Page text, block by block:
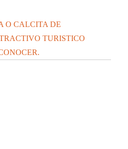
O CALCITA DE
TURISTICO